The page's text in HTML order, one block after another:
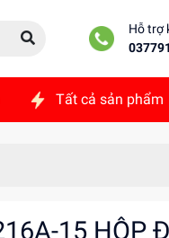
Hỗ trợ
Tất cả sản phẩm
15 HỘP